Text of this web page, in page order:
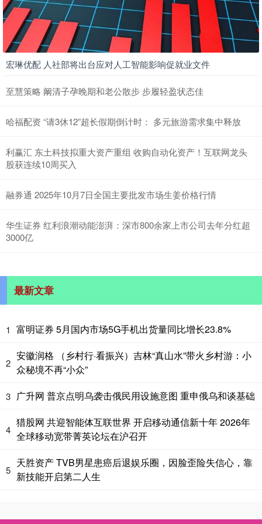
宏琳优配 人社部将出台应对人工智能影响促就业文件
至慧策略 阚清子孕晚期和老公散步 步履轻盈状态佳
哈福配资 “请3休12”超长假期倒计时： 多元旅游需求集中释放
利赢汇 东土科技拟重大资产重组 收购自动化资产！互联网龙头
股获连续10周买入
融券通 2025年10月7日全国主要批发市场生姜价格行情
华生证券 红利浪潮动能澎湃：深市800余家上市公司去年分红超
3000亿
最新文章
1 富明证券 5月国内市场5G手机出货量同比增长23.8%
2
安徽润格 （乡村行·看振兴）吉林“真山水”带火乡村游：小
众秘境不再“小众”
3 广升网 普京点明乌袭击俄民用设施意图 重申俄乌和谈基础
4
猎股网 共迎智能体互联世界 开启移动通信新十年 2026年
全球移动宽带菁英论坛在沪召开
5
天胜资产 TVB男星患癌后退娱乐圈，因脸歪险失信心，靠
新技能开启第二人生